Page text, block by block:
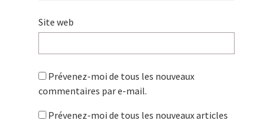
Site web
Prévenez-moi de tous les nouveaux
commentaires par e-mail.
Prévenez-moi de tous les nouveaux articles